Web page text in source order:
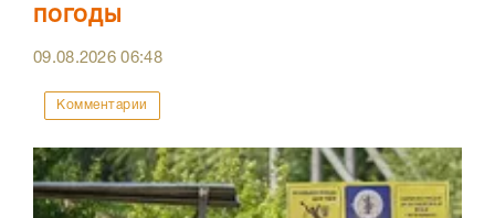
погоды
09.08.202606:48
Комментарии